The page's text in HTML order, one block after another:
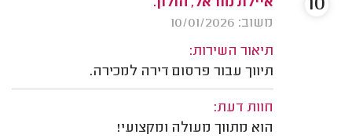
איילת מוראל, חולון.
משוב: 10/01/2026
תיאור השירות:
תיווך עבור פרסום דירה למכירה.
חוות דעת:
הוא מתווך מעולה ומקצועי!
10